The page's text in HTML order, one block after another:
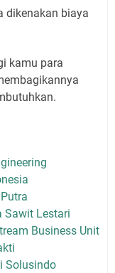
dikenakan biaya
kamu para
Sawit Lestari
Business Unit
Solusindo